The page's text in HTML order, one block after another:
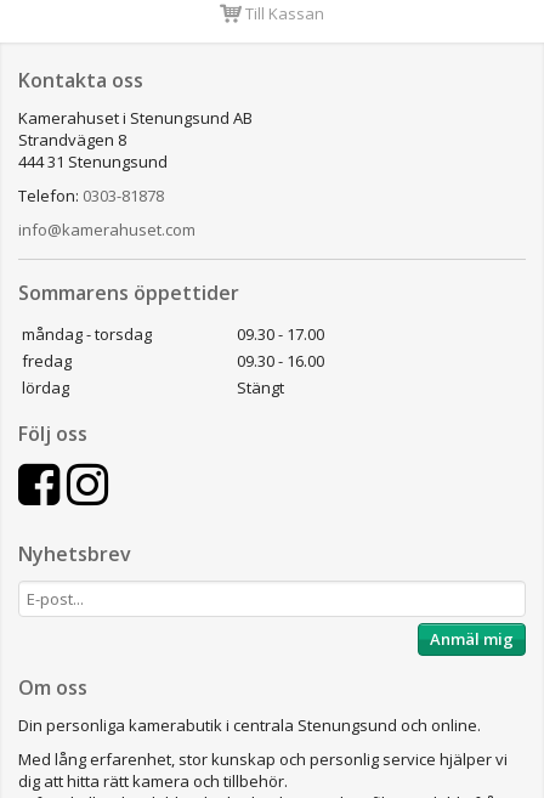
Till Kassan
Kontakta oss
Kamerahuset i Stenungsund AB
Strandvägen 8
444 31 Stenungsund
Telefon: 0303-81878
info@kamerahuset.com
Sommarens öppettider
måndag - torsdag
09.30 - 17.00
fredag
09.30 - 16.00
lördag
Stängt
Följ oss
Nyhetsbrev
Anmäl mig
Om oss
Din personliga kamerabutik i centrala Stenungsund och online.
Med lång erfarenhet, stor kunskap och personlig service hjälper vi
dig att hitta rätt kamera och tillbehör.